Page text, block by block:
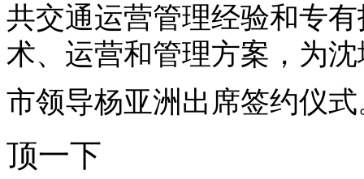
共交通运营管理经验和专
术、运营和管理方案，为
市领导杨亚洲出席签约仪式
顶一下